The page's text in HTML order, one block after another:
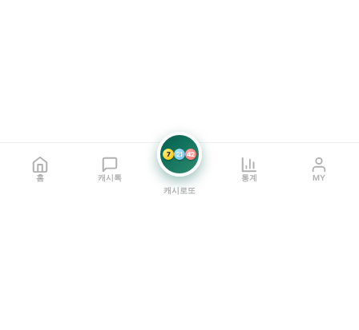
홈 캐시톡
7 21 42
캐시로또
통계 MY